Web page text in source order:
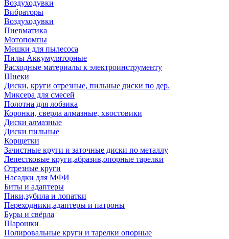
Воздуходувки
Вибраторы
Воздуходувки
Пневматика
Мотопомпы
Мешки для пылесоса
Пилы Аккумуляторные
Расходные материалы к электроинструменту
Шнеки
Диски, круги отрезные, пильные диски по дер.
Миксера для смесей
Полотна для лобзика
Коронки, сверла алмазные, хвостовики
Диски алмазные
Диски пильные
Корщетки
Зачистные круги и заточные диски по металлу
Лепестковые круги,абразив,опорные тарелки
Отрезные круги
Насадки для МФИ
Биты и адаптеры
Пики,зубила и лопатки
Переходники,адаптеры и патроны
Буры и свёрла
Шарошки
Полировальные круги и тарелки опорные